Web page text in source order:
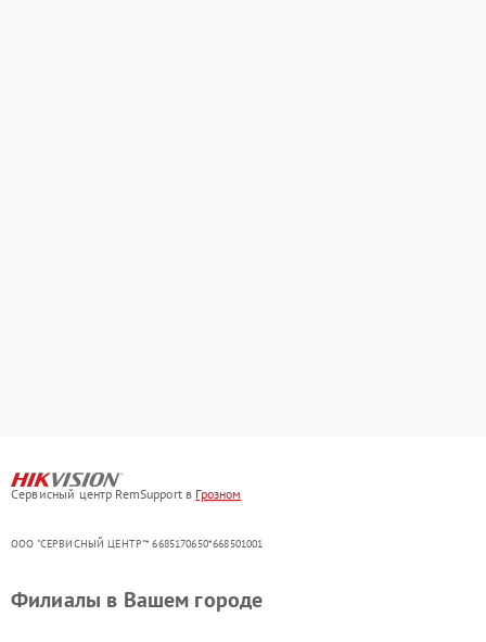
Сервисный центр RemSupport в Грозном
ООО "СЕРВИСНЫЙ ЦЕНТР"* 6685170650*668501001
Филиалы в Вашем городе